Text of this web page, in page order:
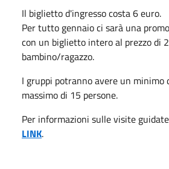
Il biglietto d'ingresso costa 6 euro.
Per tutto gennaio ci sarà una
con un biglietto intero al prezzo di
bambino/ragazzo.
I gruppi potranno avere un minimo
massimo di 15 persone.
Per informazioni sulle visite
LINK.